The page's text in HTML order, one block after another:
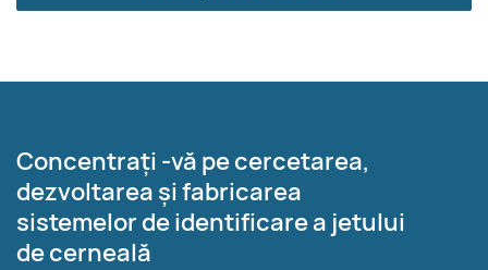
Concentrați -vă pe cercetarea,
dezvoltarea și fabricarea
sistemelor de identificare a jetului
de cerneală